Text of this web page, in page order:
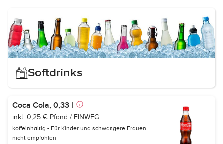
Softdrinks
Coca Cola, 0,33 l
inkl. 0,25 € Pfand / EINWEG
koffeinhaltig - Für Kinder und schwangere Frauen
nicht empfohlen